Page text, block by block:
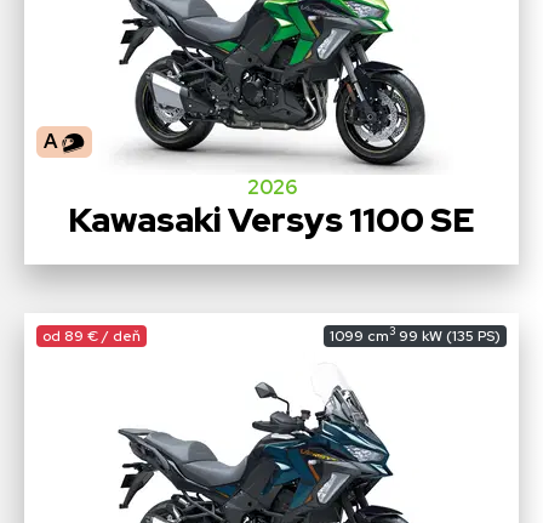
A
2026
Kawasaki Versys 1100 SE
od 89 € / deň 1099 cm3 99 kW (135 PS)